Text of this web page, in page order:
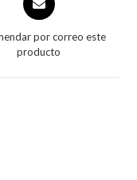
por correo este
producto